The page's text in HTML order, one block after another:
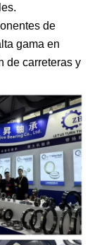
de
gama en
de carreteras y